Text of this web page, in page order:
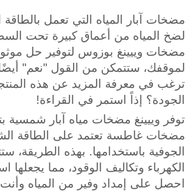
مضخات آبار المياه التي تعمل
لضخ المياه من أعماق كبيرة تحت
مضخات وييينغ بوزوس لتوفير حل
لموقفك، ستتمكن من القول "نعم"
ترغب في معرفة المزيد عن هذه
الجودة؟ إذاً استمر في القراءة!
توفر وييينغ مضخات مياه آبار
مضخات غاطسة تعتمد على الطاقة
الجوفية باستخدامها. بهذه الطريقة،
الكهرباء وتكاليف الوقود، مما يجعلها
احصل على إمداد وفير من المياه